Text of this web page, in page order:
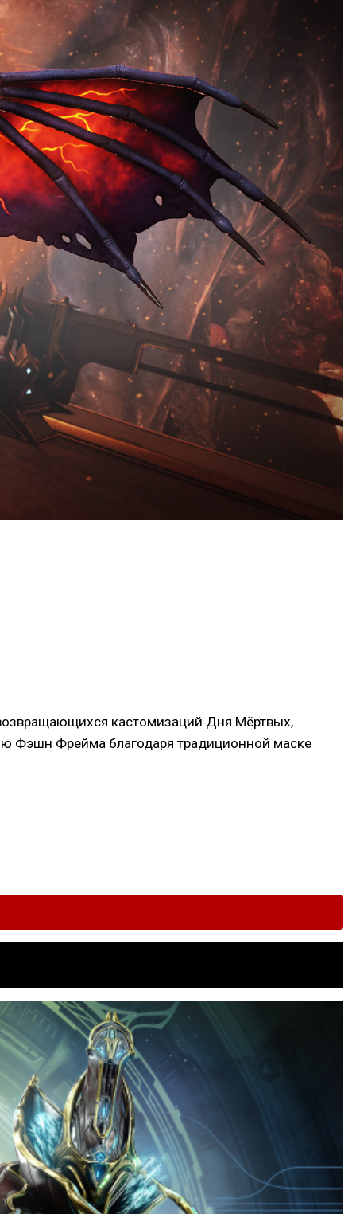
кастомизаций Дня Мёртвых,
Фэшн Фрейма благодаря традиционной маске